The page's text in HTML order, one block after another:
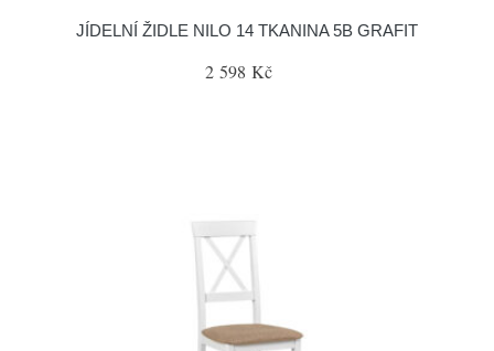
JÍDELNÍ ŽIDLE NILO 14 TKANINA 5B GRAFIT
2 598 Kč